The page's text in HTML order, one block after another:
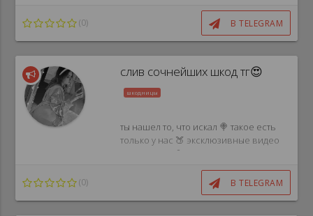
(0) В TELEGRAM
Перейти
Telegram
каналу
слив сочнейших шкод тг😍
шкодницы
ты нашел то, что искал 🍭 такое есть
только у нас 🍑 эксклюзивные видео
со шкодами 🍪 вход строго для
(0) В TELEGRAM